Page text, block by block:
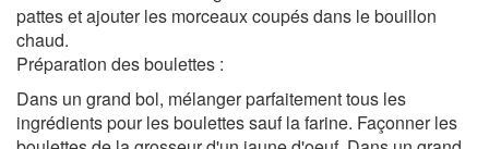
pattes et ajouter les morceaux coupés dans le bouillon
chaud.
Préparation des boulettes :
Dans un grand bol, mélanger parfaitement tous les
ingrédients pour les boulettes sauf la farine. Façonner les